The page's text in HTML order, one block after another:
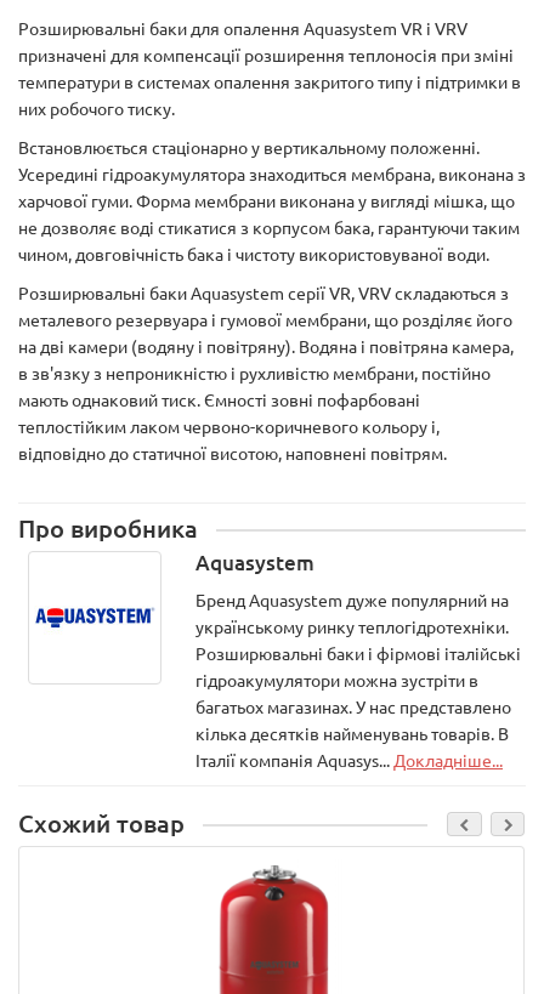
Розширювальні баки для опалення Aquasystem VR і VRV
призначені для компенсації розширення теплоносія при зміні
температури в системах опалення закритого типу і підтримки в
них робочого тиску.
Встановлюється стаціонарно у вертикальному положенні.
Усередині гідроакумулятора знаходиться мембрана, виконана з
харчової гуми. Форма мембрани виконана у вигляді мішка, що
не дозволяє воді стикатися з корпусом бака, гарантуючи таким
чином, довговічність бака і чистоту використовуваної води.
Розширювальні баки Aquasystem серії VR, VRV складаються з
металевого резервуара і гумової мембрани, що розділяє його
на дві камери (водяну і повітряну). Водяна і повітряна камера,
в зв'язку з непроникністю і рухливістю мембрани, постійно
мають однаковий тиск. Ємності зовні пофарбовані
теплостійким лаком червоно-коричневого кольору і,
відповідно до статичної висотою, наповнені повітрям.
Про виробника
Aquasystem
Бренд Aquasystem дуже популярний на
українському ринку теплогідротехніки.
Розширювальні баки і фірмові італійські
гідроакумулятори можна зустріти в
багатьох магазинах. У нас представлено
кілька десятків найменувань товарів. В
Італії компанія Aquasys... Докладніше...
Схожий товар